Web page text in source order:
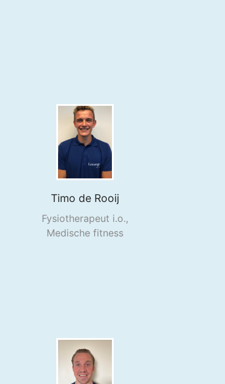
Timo de Rooij
Fysiotherapeut i.o.,
Medische fitness